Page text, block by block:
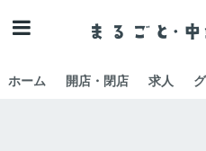
ホーム 開店・閉店 求人